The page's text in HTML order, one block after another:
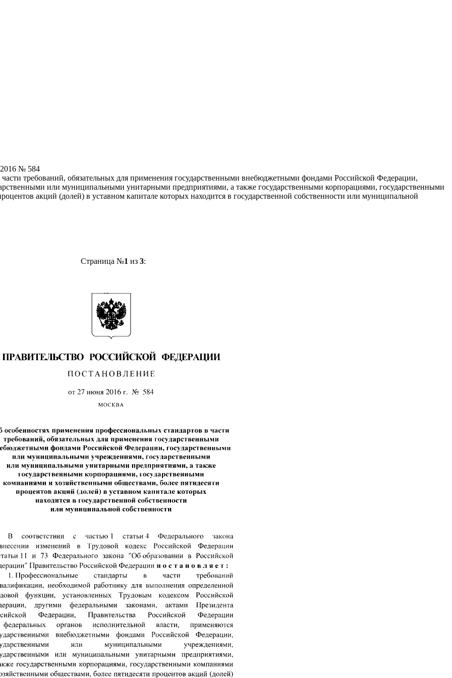
№ 584
требований, обязательных для применения государственными внебюджетными фондами Российской Федерации,
или муниципальными унитарными предприятиями, а также государственными корпорациями, государственными
акций (долей) в уставном капитале которых находится в государственной собственности или муниципальной
Страница №1 из 3: